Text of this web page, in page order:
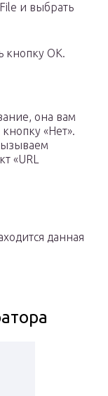
и выбрать
кнопку OK.
она вам
«Нет».
«URL
данная